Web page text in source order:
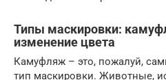
Типы маскировки:
изменение цвета
Камуфляж – это, пожалуй,
тип маскировки. Животные,